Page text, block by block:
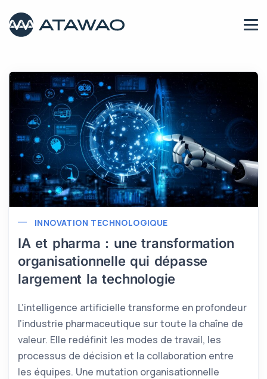
INNOVATION TECHNOLOGIQUE
IA et pharma : une transformation
organisationnelle qui dépasse
largement la technologie
L’intelligence artificielle transforme en profondeur
l’industrie pharmaceutique sur toute la chaîne de
valeur. Elle redéfinit les modes de travail, les
processus de décision et la collaboration entre
les équipes. Une mutation organisationnelle